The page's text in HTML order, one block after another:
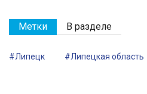
Метки В разделе
#Липецк #Липецкая область